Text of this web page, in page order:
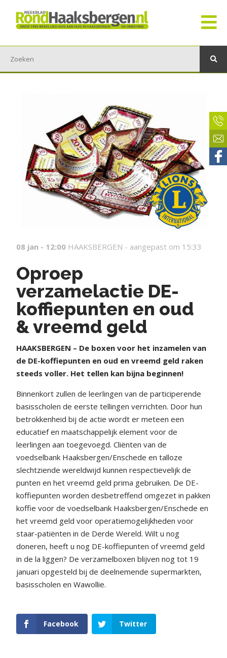
08 jan - 12:00 HAAKSBERGEN - aangepast om 15:33
Oproep
verzamelactie DE-
koffiepunten en oud
& vreemd geld
HAAKSBERGEN – De boxen voor het inzamelen van
de DE-koffiepunten en oud en vreemd geld raken
steeds voller. Het tellen kan bijna beginnen!
Binnenkort zullen de leerlingen van de participerende
basisscholen de eerste tellingen verrichten. Door hun
betrokkenheid bij de actie wordt er meteen een
educatief en maatschappelijk element voor de
leerlingen aan toegevoegd. Cliënten van de
voedselbank Haaksbergen/Enschede en talloze
slechtziende wereldwijd kunnen respectievelijk de
punten en het vreemd geld prima gebruiken. De DE-
koffiepunten worden desbetreffend omgezet in pakken
koffie voor de voedselbank Haaksbergen/Enschede en
het vreemd geld voor operatiemogelijkheden voor
staar-patiënten in de Derde Wereld. Wilt u nog
doneren, heeft u nog DE-koffiepunten of vreemd geld
in de la liggen? De verzamelboxen blijven nog tot 19
januari opgesteld bij de deelnemende supermarkten,
basisscholen en Wawollie.
Facebook Twitter